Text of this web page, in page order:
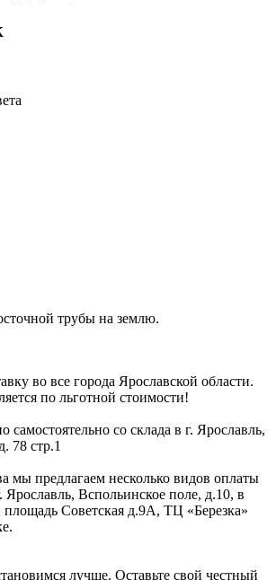
трубы на землю.
во все города Ярославской области.
по льготной стоимости!
самостоятельно со склада в г. Ярославль,
78 стр.1
мы предлагаем несколько видов оплаты
Ярославль, Вспольинское поле, д.10, в
Советская д.9А, ТЦ «Березка»
лучше. Оставьте свой честный